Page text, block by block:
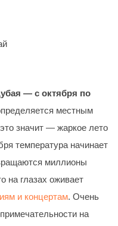
— с октября по
местным
значит — жаркое лето
температура начинает
миллионы
на глазах оживает
и концертам. Очень
на